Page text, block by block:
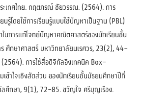
ะเทศไทย. กฤตภรณ์ ชัยวรรณ. (2564). การ
รู้โดยใช้การเรียนรู้แบบใช้ปัญหาเป็นฐาน (PBL)
ในการแก้โจทย์ปัญหาคณิตศาสตร์ของนักเรียนชั้น
ศึกษาศาสตร์ มหาวิทยาลัยนเรศวร, 23(2), 44–
การใช้สื่อดิจิทัลอิงเทคนิค Box–
ข้าใจเชิงสัดส่วน ของนักเรียนชั้นมัธยมศึกษาปีที่
ลศึกษา, 9(1), 72–85. ขวัญใจ ศรีบุญเรือง.